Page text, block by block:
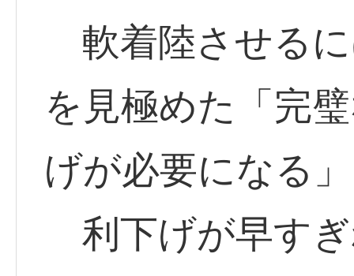
軟着陸させる
を見極めた「完
げが必要になる
利下げが早す